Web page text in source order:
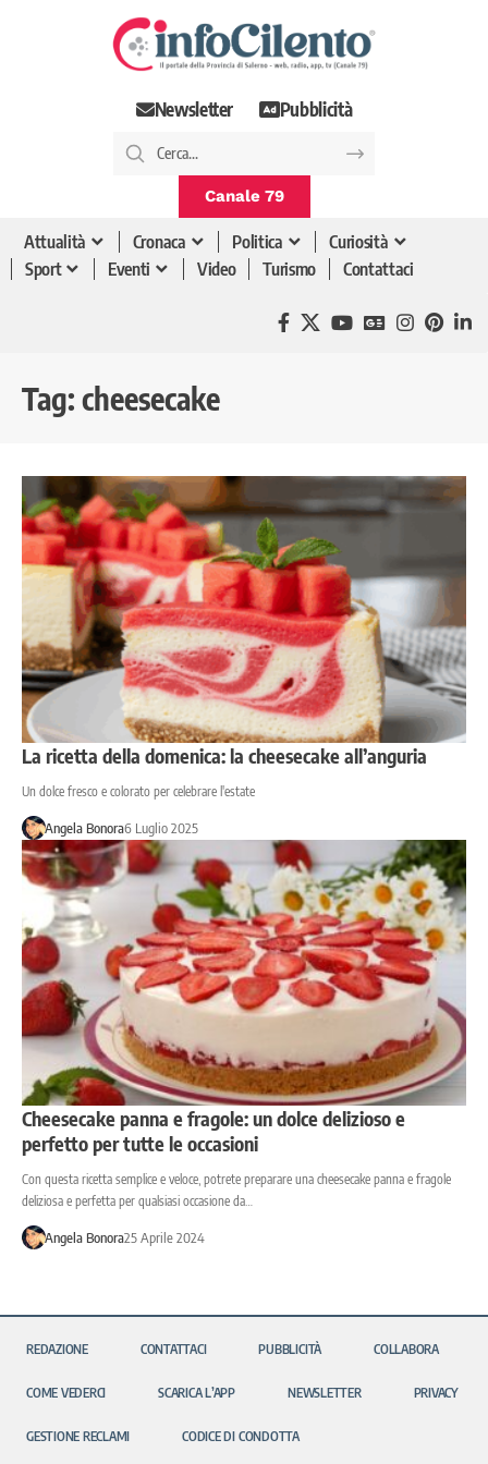
Newsletter Pubblicità
Canale 79
Attualità Cronaca Politica
Curiosità
Sport
Eventi Video Turismo Contattaci
Tag: cheesecake
La ricetta della domenica: la cheesecake all’anguria
Un dolce fresco e colorato per celebrare l'estate
Angela Bonora6 Luglio 2025
Cheesecake panna e fragole: un dolce delizioso e
perfetto per tutte le occasioni
Con questa ricetta semplice e veloce, potrete preparare una cheesecake panna e fragole
deliziosa e perfetta per qualsiasi occasione da…
Angela Bonora25 Aprile 2024
REDAZIONE CONTATTACI PUBBLICITÀ COLLABORA
COME VEDERCI SCARICA L’APP NEWSLETTER PRIVACY
GESTIONE RECLAMI CODICE DI CONDOTTA